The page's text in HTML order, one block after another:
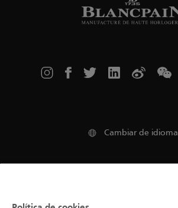
Cambiar de idioma